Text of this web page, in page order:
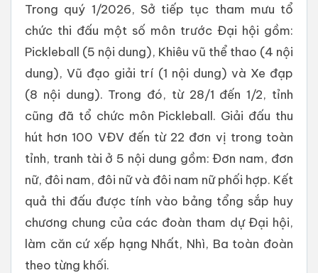
Trong quý 1/2026, Sở tiếp tục tham mưu tổ
chức thi đấu một số môn trước Đại hội gồm:
Pickleball (5 nội dung), Khiêu vũ thể thao (4 nội
dung), Vũ đạo giải trí (1 nội dung) và Xe đạp
(8 nội dung). Trong đó, từ 28/1 đến 1/2, tỉnh
cũng đã tổ chức môn Pickleball. Giải đấu thu
hút hơn 100 VĐV đến từ 22 đơn vị trong toàn
tỉnh, tranh tài ở 5 nội dung gồm: Đơn nam, đơn
nữ, đôi nam, đôi nữ và đôi nam nữ phối hợp. Kết
quả thi đấu được tính vào bảng tổng sắp huy
chương chung của các đoàn tham dự Đại hội,
làm căn cứ xếp hạng Nhất, Nhì, Ba toàn đoàn
theo từng khối.